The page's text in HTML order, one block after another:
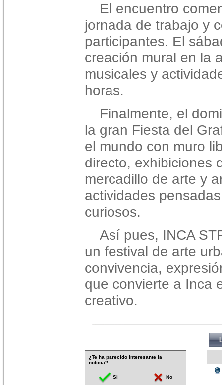
El encuentro
jornada de trabajo y
participantes. El
creación mural en la
musicales y
horas.
Finalmente, el
la gran Fiesta del
el mundo con muro
directo, exhibiciones
mercadillo de arte y
actividades
curiosos.
Así pues, INCA
un festival de arte
convivencia,
que convierte a Inca
creativo.
¿Te ha parecido interesante la
noticia?
Sí No